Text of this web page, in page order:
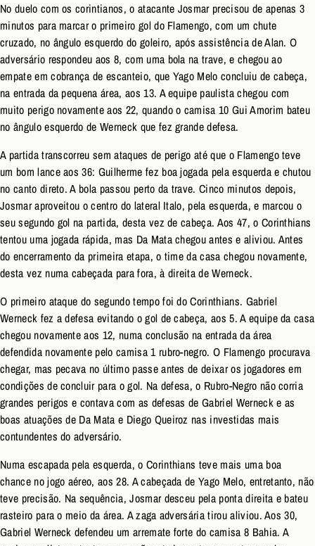
No duelo com os corintianos, o atacante Josmar precisou de apenas 3
minutos para marcar o primeiro gol do Flamengo, com um chute
cruzado, no ângulo esquerdo do goleiro, após assistência de Alan. O
adversário respondeu aos 8, com uma bola na trave, e chegou ao
empate em cobrança de escanteio, que Yago Melo concluiu de cabeça,
na entrada da pequena área, aos 13. A equipe paulista chegou com
muito perigo novamente aos 22, quando o camisa 10 Gui Amorim bateu
no ângulo esquerdo de Werneck que fez grande defesa.
A partida transcorreu sem ataques de perigo até que o Flamengo teve
um bom lance aos 36: Guilherme fez boa jogada pela esquerda e chutou
no canto direto. A bola passou perto da trave. Cinco minutos depois,
Josmar aproveitou o centro do lateral Italo, pela esquerda, e marcou o
seu segundo gol na partida, desta vez de cabeça. Aos 47, o Corinthians
tentou uma jogada rápida, mas Da Mata chegou antes e aliviou. Antes
do encerramento da primeira etapa, o time da casa chegou novamente,
desta vez numa cabeçada para fora, à direita de Werneck.
O primeiro ataque do segundo tempo foi do Corinthians. Gabriel
Werneck fez a defesa evitando o gol de cabeça, aos 5. A equipe da casa
chegou novamente aos 12, numa conclusão na entrada da área
defendida novamente pelo camisa 1 rubro-negro. O Flamengo procurava
chegar, mas pecava no último passe antes de deixar os jogadores em
condições de concluir para o gol. Na defesa, o Rubro-Negro não corria
grandes perigos e contava com as defesas de Gabriel Werneck e as
boas atuações de Da Mata e Diego Queiroz nas investidas mais
contundentes do adversário.
Numa escapada pela esquerda, o Corinthians teve mais uma boa
chance no jogo aéreo, aos 28. A cabeçada de Yago Melo, entretanto, não
teve precisão. Na sequência, Josmar desceu pela ponta direita e bateu
rasteiro para o meio da área. A zaga adversária tirou aliviou. Aos 30,
Gabriel Werneck defendeu um arremate forte do camisa 8 Bahia. A